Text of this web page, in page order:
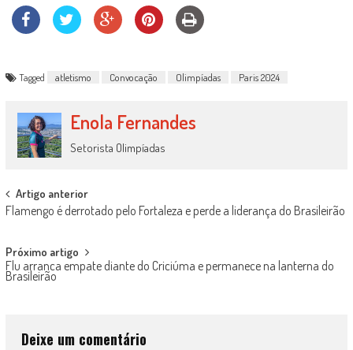
Tagged atletismo Convocação Olimpíadas Paris 2024
Enola Fernandes
Setorista Olimpíadas
Post
navigation
Artigo anterior
Flamengo é derrotado pelo Fortaleza e perde a liderança do Brasileirão
Próximo artigo
Flu arranca empate diante do Criciúma e permanece na lanterna do
Brasileirão
Deixe um comentário